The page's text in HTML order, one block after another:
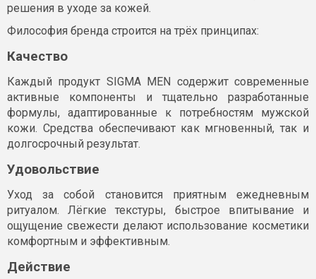
решения в уходе за кожей.
Философия бренда строится на трёх принципах:
Качество
Каждый продукт SIGMA MEN содержит современные
активные компоненты и тщательно разработанные
формулы, адаптированные к потребностям мужской
кожи. Средства обеспечивают как мгновенный, так и
долгосрочный результат.
Удовольствие
Уход за собой становится приятным ежедневным
ритуалом. Лёгкие текстуры, быстрое впитывание и
ощущение свежести делают использование косметики
комфортным и эффективным.
Действие